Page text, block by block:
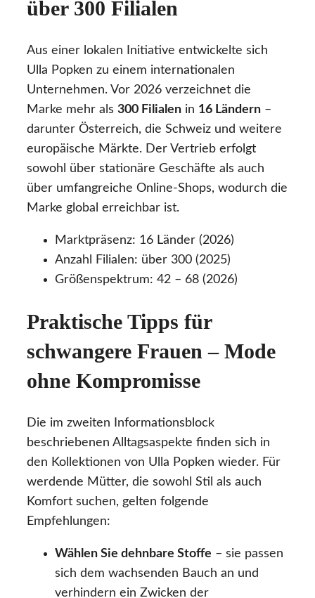
über 300 Filialen
Aus einer lokalen Initiative entwickelte sich
Ulla Popken zu einem internationalen
Unternehmen. Vor 2026 verzeichnet die
Marke mehr als 300 Filialen in 16 Ländern –
darunter Österreich, die Schweiz und weitere
europäische Märkte. Der Vertrieb erfolgt
sowohl über stationäre Geschäfte als auch
über umfangreiche Online-Shops, wodurch die
Marke global erreichbar ist.
Marktpräsenz: 16 Länder (2026)
Anzahl Filialen: über 300 (2025)
Größenspektrum: 42 – 68 (2026)
Praktische Tipps für
schwangere Frauen – Mode
ohne Kompromisse
Die im zweiten Informationsblock
beschriebenen Alltagsaspekte finden sich in
den Kollektionen von Ulla Popken wieder. Für
werdende Mütter, die sowohl Stil als auch
Komfort suchen, gelten folgende
Empfehlungen:
Wählen Sie dehnbare Stoffe – sie passen
sich dem wachsenden Bauch an und
verhindern ein Zwicken der